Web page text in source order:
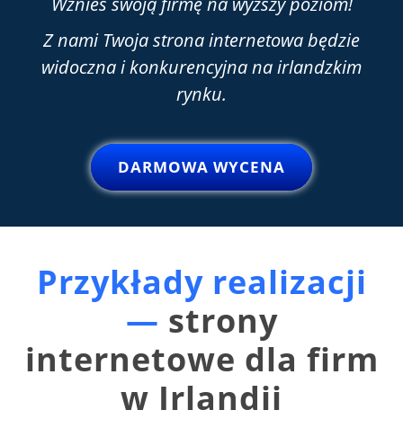
Z nami Twoja strona internetowa będzie
widoczna i konkurencyjna na irlandzkim
rynku.
DARMOWA WYCENA
Przykłady realizacji
— strony
internetowe dla firm
w Irlandii